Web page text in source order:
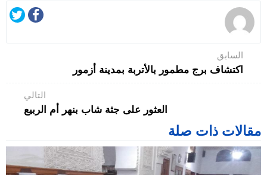
السابق
اكتشاف برج مطمور بالأتربة بمدينة أزمور
التالي
العثور على جثة شاب بنهر أم الربيع
مقالات ذات صلة